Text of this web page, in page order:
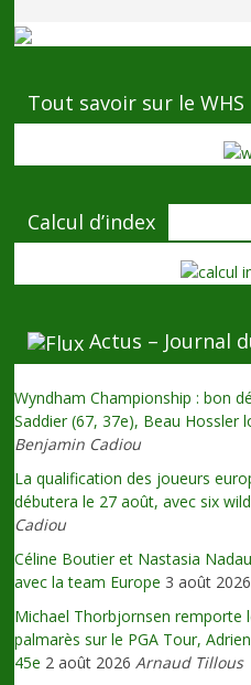
Tout savoir sur le WHS
Calcul d’index
Actus – Journal
Wyndham Championship : bon
Saddier (67, 37e), Beau Hossler
Benjamin Cadiou
La qualification des joueurs
débutera le 27 août, avec six
Cadiou
Céline Boutier et Nastasia
avec la team Europe 3 août 2026
Michael Thorbjornsen remporte
palmarès sur le PGA Tour,
45e 2 août 2026 Arnaud Tillous